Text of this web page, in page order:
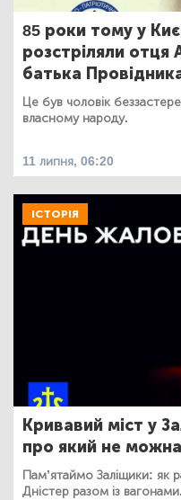
85 роки тому у
розстріляли отця
батька
Це був чоловік
власному народу.
11 липня, 06:20
ІСТОРІЯ
Кривавий міст у
про який не
Пам’ятаймо Заліщики: як
Дністер разом із вагонами.